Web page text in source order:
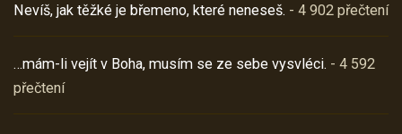
Nevíš, jak těžké je břemeno, které neneseš. - 4 902 přečtení
…mám-li vejít v Boha, musím se ze sebe vysvléci. - 4 592
přečtení